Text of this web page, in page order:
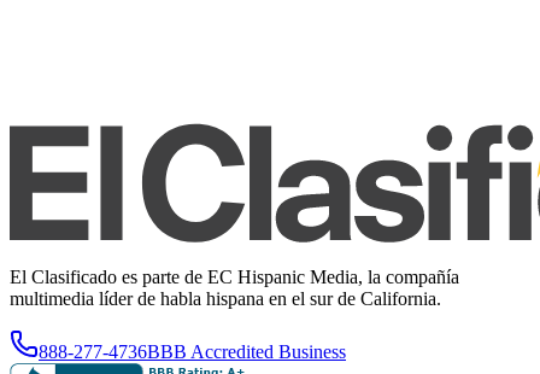
El Clasificado es parte de EC Hispanic Media, la compañía
multimedia líder de habla hispana en el sur de California.
888-277-4736BBB Accredited Business